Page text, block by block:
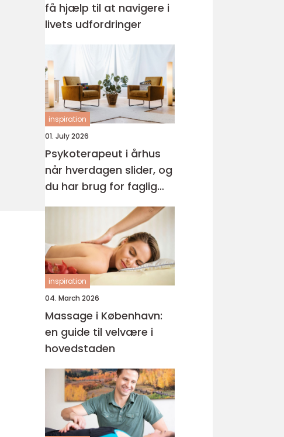
få hjælp til at navigere i
livets udfordringer
inspiration
01. July 2026
Psykoterapeut i århus
når hverdagen slider, og
du har brug for faglig
støtte
inspiration
04. March 2026
Massage i København:
en guide til velvære i
hovedstaden